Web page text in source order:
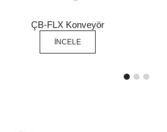
ÇB-FLX Konveyör
İNCELE